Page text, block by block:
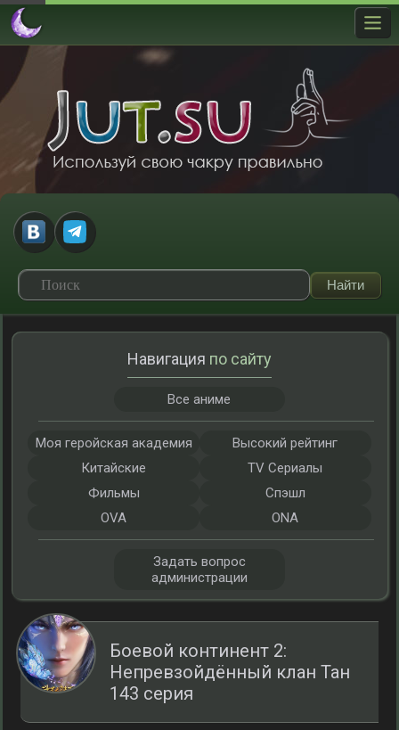
Боевой континент 2:
Непревзойдённый клан Тан
143 серия
Навигация по сайту
Все аниме
Моя геройская академия
Высокий рейтинг
Китайские
TV Сериалы
Фильмы
Спэшл
OVA
ONA
Задать вопрос
администрации